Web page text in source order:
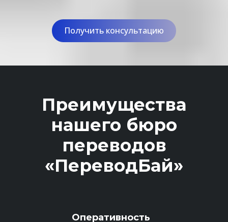
Получить консультацию
Преимущества
нашего бюро
переводов
«ПереводБай»
Оперативность